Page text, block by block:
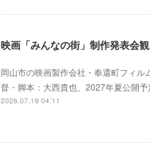
映画「みんなの街」制作発表会
岡山市の映画製作会社・奉還町フィ
督・脚本：大西貴也、2027年夏公開
2026.07.19 04:11